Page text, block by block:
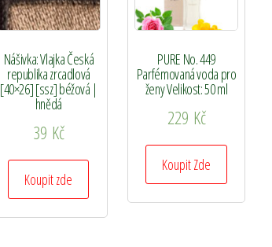
Nášivka: Vlajka Česká
republika zrcadlová
[40×26] [ssz] béžová |
hnědá
39 Kč
Koupit zde
PURE No. 449
Parfémovaná voda pro
ženy Velikost: 50 ml
229 Kč
Koupit Zde